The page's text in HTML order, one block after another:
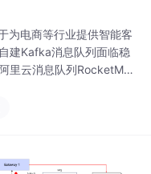
为电商等行业提供智能客
建Kafka消息队列面临稳
里云消息队列RocketMQ
结合云原生架构，乐言